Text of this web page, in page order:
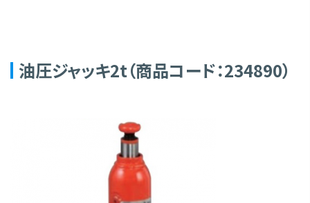
油圧ジャッキ2t（商品コード：234890）